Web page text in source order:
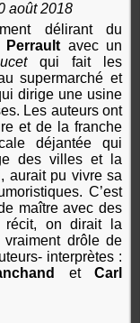
août 2018
délirant du
Perrault avec un
qui fait les
supermarché et
dirige une usine
Les auteurs ont
et de la franche
déjantée qui
des villes et la
aurait pu vivre sa
C’est
maître avec des
récit, on dirait la
vraiment drôle de
interprètes :
etCarl